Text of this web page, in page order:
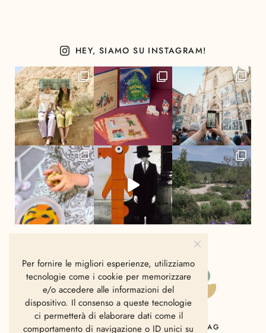
HEY, SIAMO SU INSTAGRAM!
HOME CHI SIAMO CONTATTI MAG
Per fornire le migliori esperienze, utilizziamo
tecnologie come i cookie per memorizzare
e/o accedere alle informazioni del
dispositivo. Il consenso a queste tecnologie
ci permetterà di elaborare dati come il
comportamento di navigazione o ID unici su